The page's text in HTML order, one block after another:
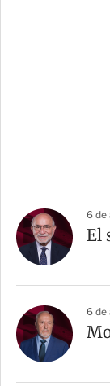
6 de
El
6 de